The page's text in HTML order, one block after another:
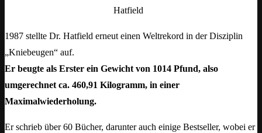
Hatfield
1987 stellte Dr. Hatfield erneut einen Weltrekord in der Disziplin
„Kniebeugen“ auf.
Er beugte als Erster ein Gewicht von 1014 Pfund, also
umgerechnet ca. 460,91 Kilogramm, in einer
Maximalwiederholung.
Er schrieb über 60 Bücher, darunter auch einige Bestseller, wobei er